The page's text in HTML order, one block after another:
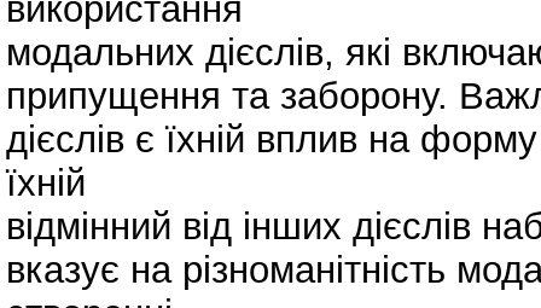
використання
модальних дієслів, які
припущення та заборону.
дієслів є їхній вплив на
їхній
відмінний від інших дієслів
вказує на різноманітність